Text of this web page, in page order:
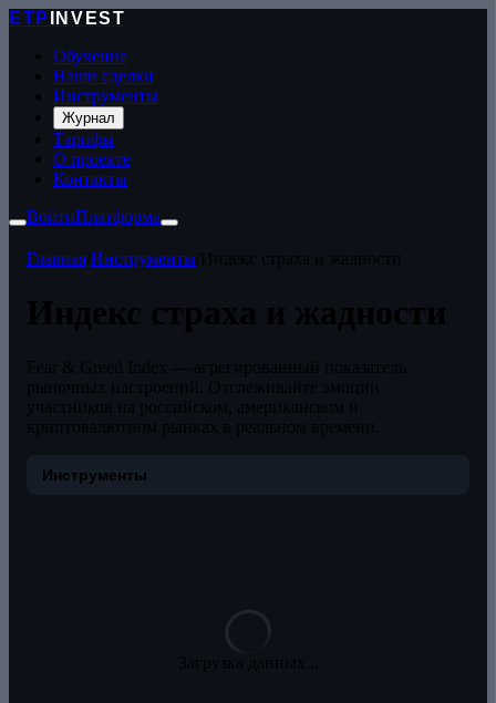
ETP
INVEST
Обучение
Наши сделки
Инструменты
Журнал
Тарифы
О проекте
Контакты
ВойтиПлатформа
Главная Инструменты
Инструменты